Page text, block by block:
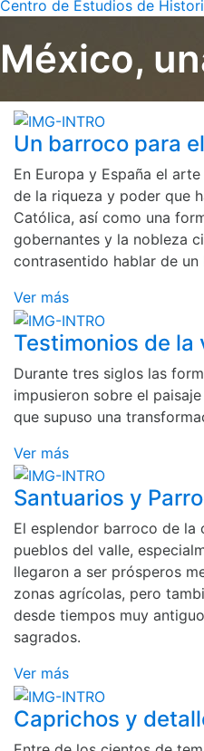
Centro de Estudios de
México,
Un barroco para
En Europa y España el
de la riqueza y poder que
Católica, así como una
gobernantes y la nobleza
contrasentido hablar de
Ver más
Testimonios de la
Durante tres siglos las
impusieron sobre el
que supuso una
Ver más
Santuarios y
El esplendor barroco de
pueblos del valle,
llegaron a ser prósperos
zonas agrícolas, pero
desde tiempos muy
sagrados.
Ver más
Caprichos y